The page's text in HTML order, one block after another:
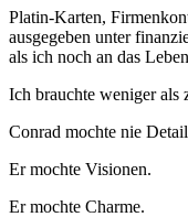
Platin-Karten,
ausgegeben unter
als ich noch an das
Ich brauchte weniger als
Conrad mochte nie
Er mochte Visionen.
Er mochte Charme.